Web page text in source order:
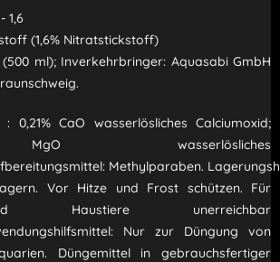
1,6
(1,6% Nitratstickstoff)
ml); Inverkehrbringer: Aquasabi GmbH
: 0,21% CaO wasserlösliches Calciumoxid;
wasserlösliches
Methylparaben.
Vor Hitze und Frost schützen. Für
Haustiere unerreichbar
Nur zur Düngung von
Düngemittel in gebrauchsfertiger